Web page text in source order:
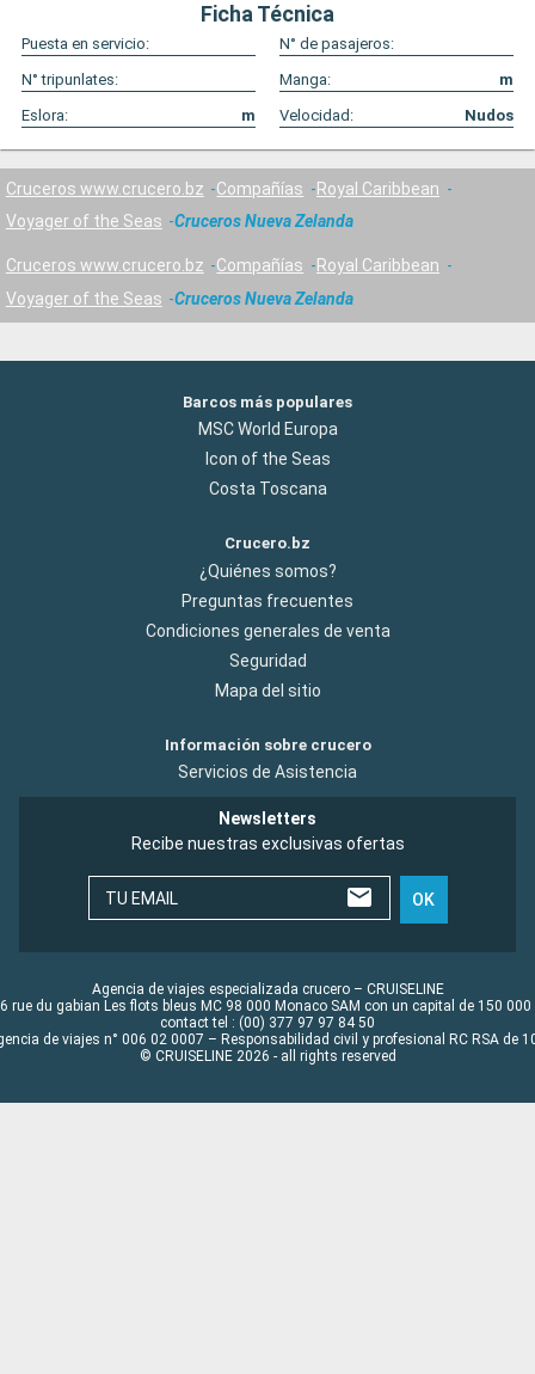
Ficha Técnica
Puesta en servicio:
N° de pasajeros:
N° tripunlates:
Manga:
m
Eslora:
m Velocidad: Nudos
Cruceros www.crucero.bz Compañías
Royal Caribbean
Voyager of the Seas
Cruceros Nueva Zelanda
Cruceros www.crucero.bz Compañías
Royal Caribbean
Voyager of the Seas
Cruceros Nueva Zelanda
Barcos más populares
MSC World Europa
Icon of the Seas
Costa Toscana
Crucero.bz
¿Quiénes somos?
Preguntas frecuentes
Condiciones generales de venta
Seguridad
Mapa del sitio
Información sobre crucero
Servicios de Asistencia
Newsletters
Recibe nuestras exclusivas ofertas
TU EMAIL OK
Agencia de viajes especializada crucero – CRUISELINE
rue du gabian Les flots bleus MC 98 000 Monaco SAM con un capital de 150 000
contact tel : (00) 377 97 97 84 50
de viajes n° 006 02 0007 – Responsabilidad civil y profesional RC RSA de
© CRUISELINE 2026 - all rights reserved